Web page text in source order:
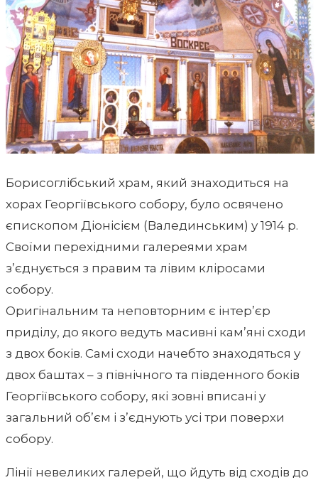
Борисоглібський храм, який знаходиться на
хорах Георгіївського собору, було освячено
єпископом Діонісієм (Валединським) у 1914 р.
Своїми перехідними галереями храм
з’єднується з правим та лівим кліросами
собору.
Оригінальним та неповторним є інтер’єр
приділу, до якого ведуть масивні кам’яні сходи
з двох боків. Самі сходи начебто знаходяться у
двох баштах – з північного та південного боків
Георгіївського собору, які зовні вписані у
загальний об’єм і з’єднують усі три поверхи
собору.
Лінії невеликих галерей, що йдуть від сходів до